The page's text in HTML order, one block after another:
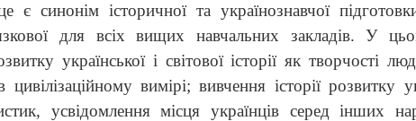
синонім історичної та українознавчої
для всіх вищих навчальних закладів. У
української і світової історії як творчості
вимірі; вивчення історії розвитку
усвідомлення місця українців серед інших